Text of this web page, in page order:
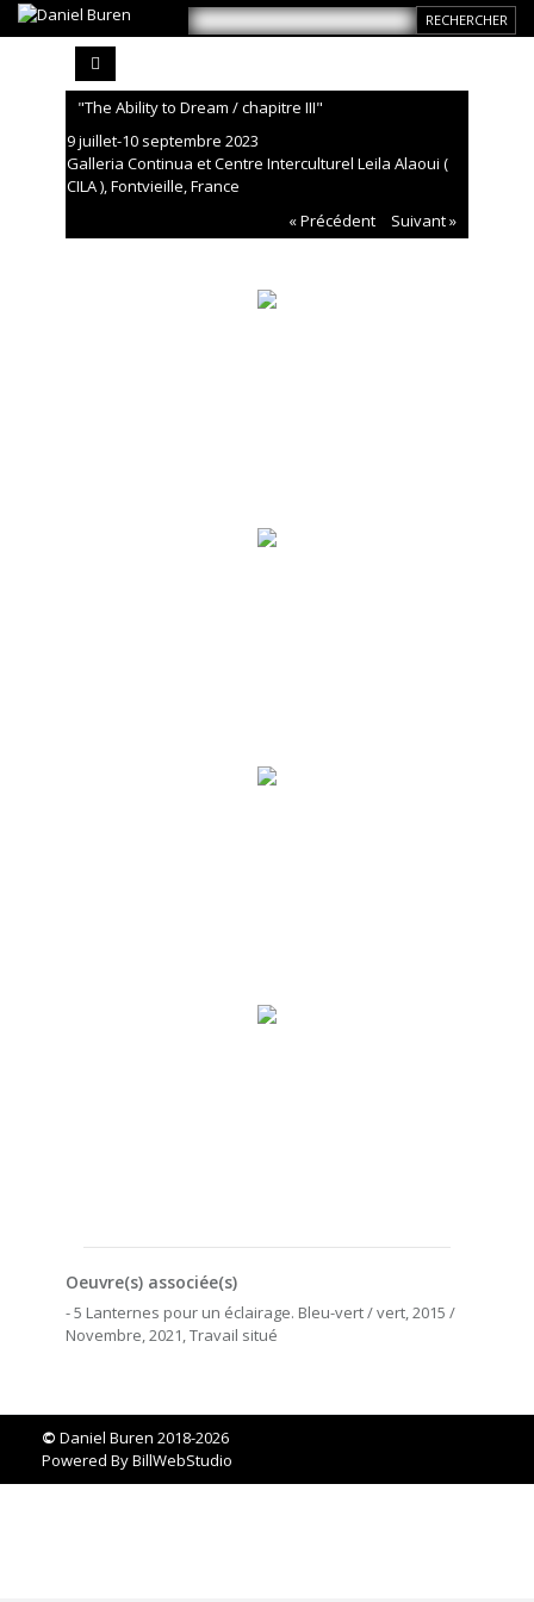
"The Ability to Dream / chapitre III"
9 juillet-10 septembre 2023
Galleria Continua et Centre Interculturel Leila Alaoui (
CILA ), Fontvieille, France
« Précédent
Suivant »
Oeuvre(s) associée(s)
- 5 Lanternes pour un éclairage. Bleu-vert / vert, 2015 /
Novembre, 2021, Travail situé
© Daniel Buren 2018-2026
Powered ByBillWebStudio